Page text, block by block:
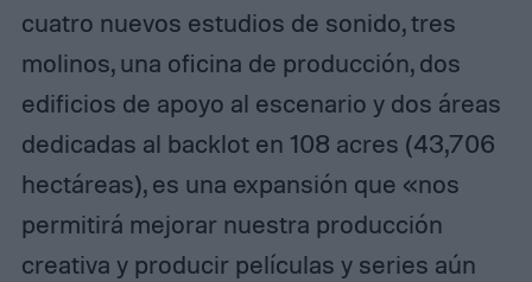
cuatro nuevos estudios de sonido, tres
molinos, una oficina de producción, dos
edificios de apoyo al escenario y dos áreas
dedicadas al backlot en 108 acres (43,706
hectáreas), es una expansión que «nos
permitirá mejorar nuestra producción
creativa y producir películas y series aún